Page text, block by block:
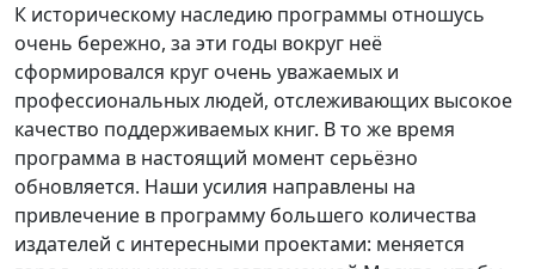
К историческому наследию программы отношусь
очень бережно, за эти годы вокруг неё
сформировался круг очень уважаемых и
профессиональных людей, отслеживающих высокое
качество поддерживаемых книг. В то же время
программа в настоящий момент серьёзно
обновляется. Наши усилия направлены на
привлечение в программу большего количества
издателей с интересными проектами: меняется